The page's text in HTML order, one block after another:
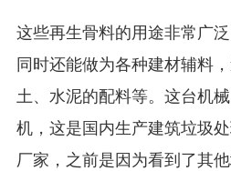
这些再生骨料的用途非常广
同时还能做为各种建材辅料
土、水泥的配料等。这台机
机，这是国内生产建筑垃圾
厂家，之前是因为看到了其